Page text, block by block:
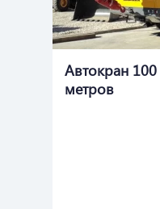
Автокран 100
метров